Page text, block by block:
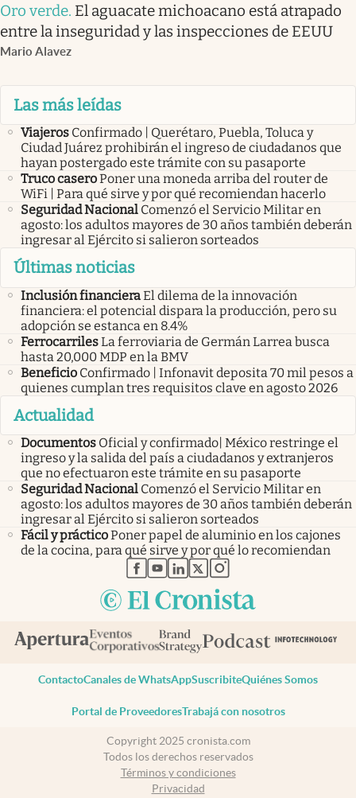
Oro verde. El aguacate michoacano está atrapado
entre la inseguridad y las inspecciones de EEUU
Mario Alavez
Las más leídas
Viajeros Confirmado | Querétaro, Puebla, Toluca y
Ciudad Juárez prohibirán el ingreso de ciudadanos que
hayan postergado este trámite con su pasaporte
Truco caseroPoner una moneda arriba del router de
WiFi | Para qué sirve y por qué recomiendan hacerlo
Seguridad Nacional Comenzó el Servicio Militar en
agosto: los adultos mayores de 30 años también deberán
ingresar al Ejército si salieron sorteados
Últimas noticias
Inclusión financieraEl dilema de la innovación
financiera: el potencial dispara la producción, pero su
adopción se estanca en 8.4%
FerrocarrilesLa ferroviaria de Germán Larrea busca
hasta 20,000 MDP en la BMV
Beneficio Confirmado | Infonavit deposita 70 mil pesos a
quienes cumplan tres requisitos clave en agosto 2026
Actualidad
Documentos Oficial y confirmado| México restringe el
ingreso y la salida del país a ciudadanos y extranjeros
que no efectuaron este trámite en su pasaporte
Seguridad Nacional Comenzó el Servicio Militar en
agosto: los adultos mayores de 30 años también deberán
ingresar al Ejército si salieron sorteados
Fácil y prácticoPoner papel de aluminio en los cajones
de la cocina, para qué sirve y por qué lo recomiendan
abre en nueva pestaña
abre en nueva pestaña
abre en nueva pestaña
abre en nueva pestaña
abre en nueva pestaña
ContactoCanales de WhatsAppSuscribiteQuiénes Somos
Portal de ProveedoresTrabajá con nosotros
Copyright 2025 cronista.com
Todos los derechos reservados
Términos y condiciones
Privacidad